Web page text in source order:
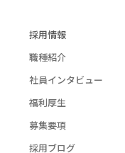
採用情報
職種紹介
社員インタビュー
福利厚生
募集要項
採用ブログ